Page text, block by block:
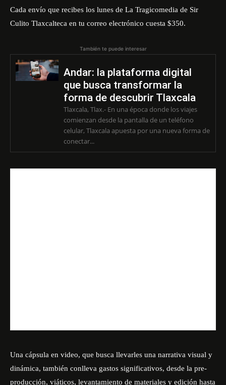
Cada envío que recibes los lunes de La Tragicomedia de Sir
Culito Tlaxcalteca en tu correo electrónico cuesta $350.
También te puede interesar
Andar: la plataforma digital
que busca transformar la
forma de descubrir Tlaxcala
Tlaxcala, Tlax.- En una época donde los viajes
comienzan desde la pantalla de un teléfono
celular, Tlaxcala apuesta por una nueva forma de
conectar...
Una cápsula en video, que busca llevarles una narrativa visual y
dinámica, también conlleva gastos significativos, desde la pre-
producción, viáticos, levantamiento de materiales y edición hasta